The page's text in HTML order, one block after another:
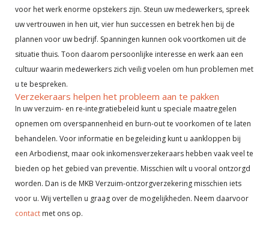
voor het werk enorme opstekers zijn. Steun uw medewerkers, spreek
uw vertrouwen in hen uit, vier hun successen en betrek hen bij de
plannen voor uw bedrijf. Spanningen kunnen ook voortkomen uit de
situatie thuis. Toon daarom persoonlijke interesse en werk aan een
cultuur waarin medewerkers zich veilig voelen om hun problemen met
u te bespreken.
Verzekeraars helpen het probleem aan te pakken
In uw verzuim- en re-integratiebeleid kunt u speciale maatregelen
opnemen om overspannenheid en burn-out te voorkomen of te laten
behandelen. Voor informatie en begeleiding kunt u aankloppen bij
een Arbodienst, maar ook inkomensverzekeraars hebben vaak veel te
bieden op het gebied van preventie. Misschien wilt u vooral ontzorgd
worden. Dan is de MKB Verzuim-ontzorgverzekering misschien iets
voor u. Wij vertellen u graag over de mogelijkheden. Neem daarvoor
contact met ons op.